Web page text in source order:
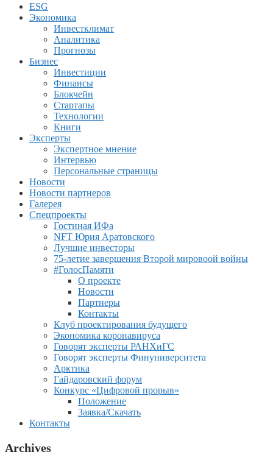
ESG
Экономика
Инвестклимат
Аналитика
Прогнозы
Бизнес
Инвестиции
Финансы
Блокчейн
Стартапы
Технологии
Книги
Эксперты
Экспертное мнение
Интервью
Персональные страницы
Новости
Новости партнеров
Галерея
Спецпроекты
Гостиная ИФа
NFT Юрия Аратовского
Лучшие инвесторы
75-летие завершения Второй мировоой войны
#ГолосПамяти
О проекте
Новости
Партнеры
Контакты
Клуб проектирования будущего
Экономика коронавируса
Говорят эксперты РАНХиГС
Говорят эксперты Финуниверситета
Арктика
Гайдаровский форум
Конкурс «Цифровой прорыв»
Положение
Заявка/Скачать
Контакты
Archives